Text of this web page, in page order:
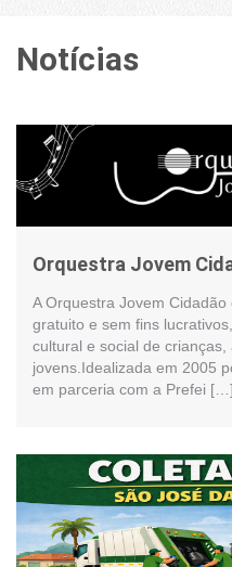
Notícias
Orquestra Jovem
A Orquestra Jovem
gratuito e sem fins
cultural e social de crianças,
jovens.Idealizada em 2005
em parceria com a Prefei […]